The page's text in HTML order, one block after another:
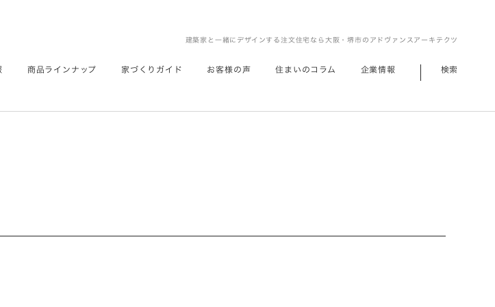
建築家と一緒にデザインする注文住宅なら大阪・堺市のアドヴァンスアーキテクツ
商品ラインナップ 家づくりガイド お客様の声 住まいのコラム 企業情報 検索